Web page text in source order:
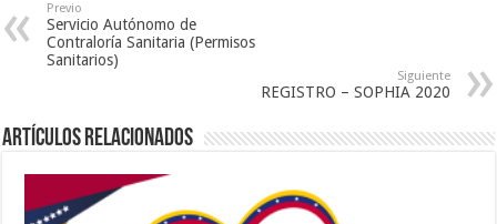
Previo
Servicio Autónomo de
Contraloría Sanitaria (Permisos
Sanitarios)
Siguiente
REGISTRO – SOPHIA 2020
Artículos relacionados